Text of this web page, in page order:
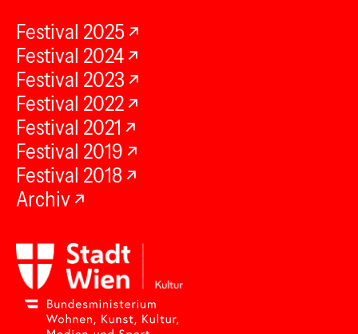
Festival 2025
Festival 2024
Festival 2023
Festival 2022
Festival 2021
Festival 2019
Festival 2018
Archiv